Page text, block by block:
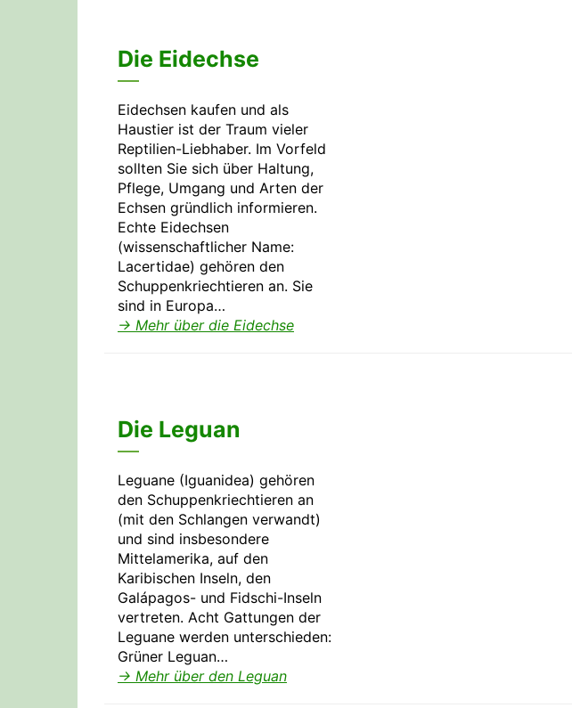
Die Eidechse
Eidechsen kaufen und als
Haustier ist der Traum vieler
Reptilien-Liebhaber. Im Vorfeld
sollten Sie sich über Haltung,
Pflege, Umgang und Arten der
Echsen gründlich informieren.
Echte Eidechsen
(wissenschaftlicher Name:
Lacertidae) gehören den
Schuppenkriechtieren an. Sie
sind in Europa…
→ Mehr über die Eidechse
Die Leguan
Leguane (Iguanidea) gehören
den Schuppenkriechtieren an
(mit den Schlangen verwandt)
und sind insbesondere
Mittelamerika, auf den
Karibischen Inseln, den
Galápagos- und Fidschi-Inseln
vertreten. Acht Gattungen der
Leguane werden unterschieden:
Grüner Leguan…
→ Mehr über den Leguan